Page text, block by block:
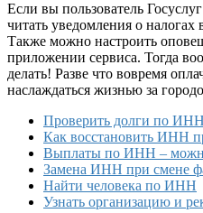
Если вы пользователь
читать уведомления о
Также можно настроить
приложении сервиса. Тогда
делать! Разве что вовремя
наслаждаться жизнью за
Проверить долги по
Как восстановить ИНН
Выплаты по ИНН –
Замена ИНН при смене
Найти человека по ИНН
Узнать организацию и